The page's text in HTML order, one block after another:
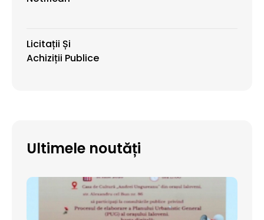
Licitații Și
Achiziții Publice
Ultimele noutăți